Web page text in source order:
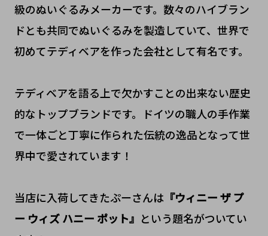
級のぬいぐるみメーカーです。数々のハイブラン
ドとも共同でぬいぐるみを製造していて、世界で
初めてテディベアを作った会社として有名です。
テディベアを語る上で欠かすことの出来ない歴史
的なトップブランドです。ドイツの職人の手作業
で一体ごと丁寧に作られた伝統の逸品となって世
界中で愛されています！
当店に入荷してきたぷーさんは『ウィニー ザ プ
ー ウィズ ハニー ポット』 という題名がついてい